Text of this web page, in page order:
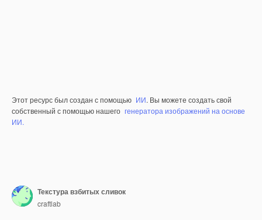
Этот ресурс был создан с помощью ИИ. Вы можете создать свой
собственный с помощью нашего генератора изображений на основе
ИИ.
Текстура взбитых сливок
craftlab